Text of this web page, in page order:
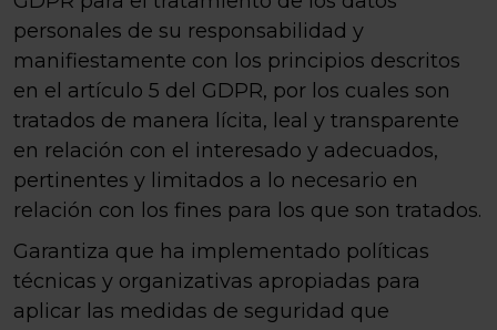
personales de su responsabilidad y
manifiestamente con los principios descritos
en el artículo 5 del GDPR, por los cuales son
tratados de manera lícita, leal y transparente
en relación con el interesado y adecuados,
pertinentes y limitados a lo necesario en
relación con los fines para los que son tratados.
Garantiza que ha implementado políticas
técnicas y organizativas apropiadas para
aplicar las medidas de seguridad que